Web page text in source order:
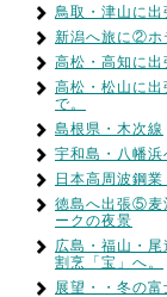
鳥取・津山に
新潟へ旅に②ホ
高松・高知に出
高松・松山に
で。
島根県・木次線
宇和島・八幡
日本高周波鋼業
徳島へ出張⑤麦
ークの夜景
広島・福山・
割烹「宝」へ。
展望・・冬の